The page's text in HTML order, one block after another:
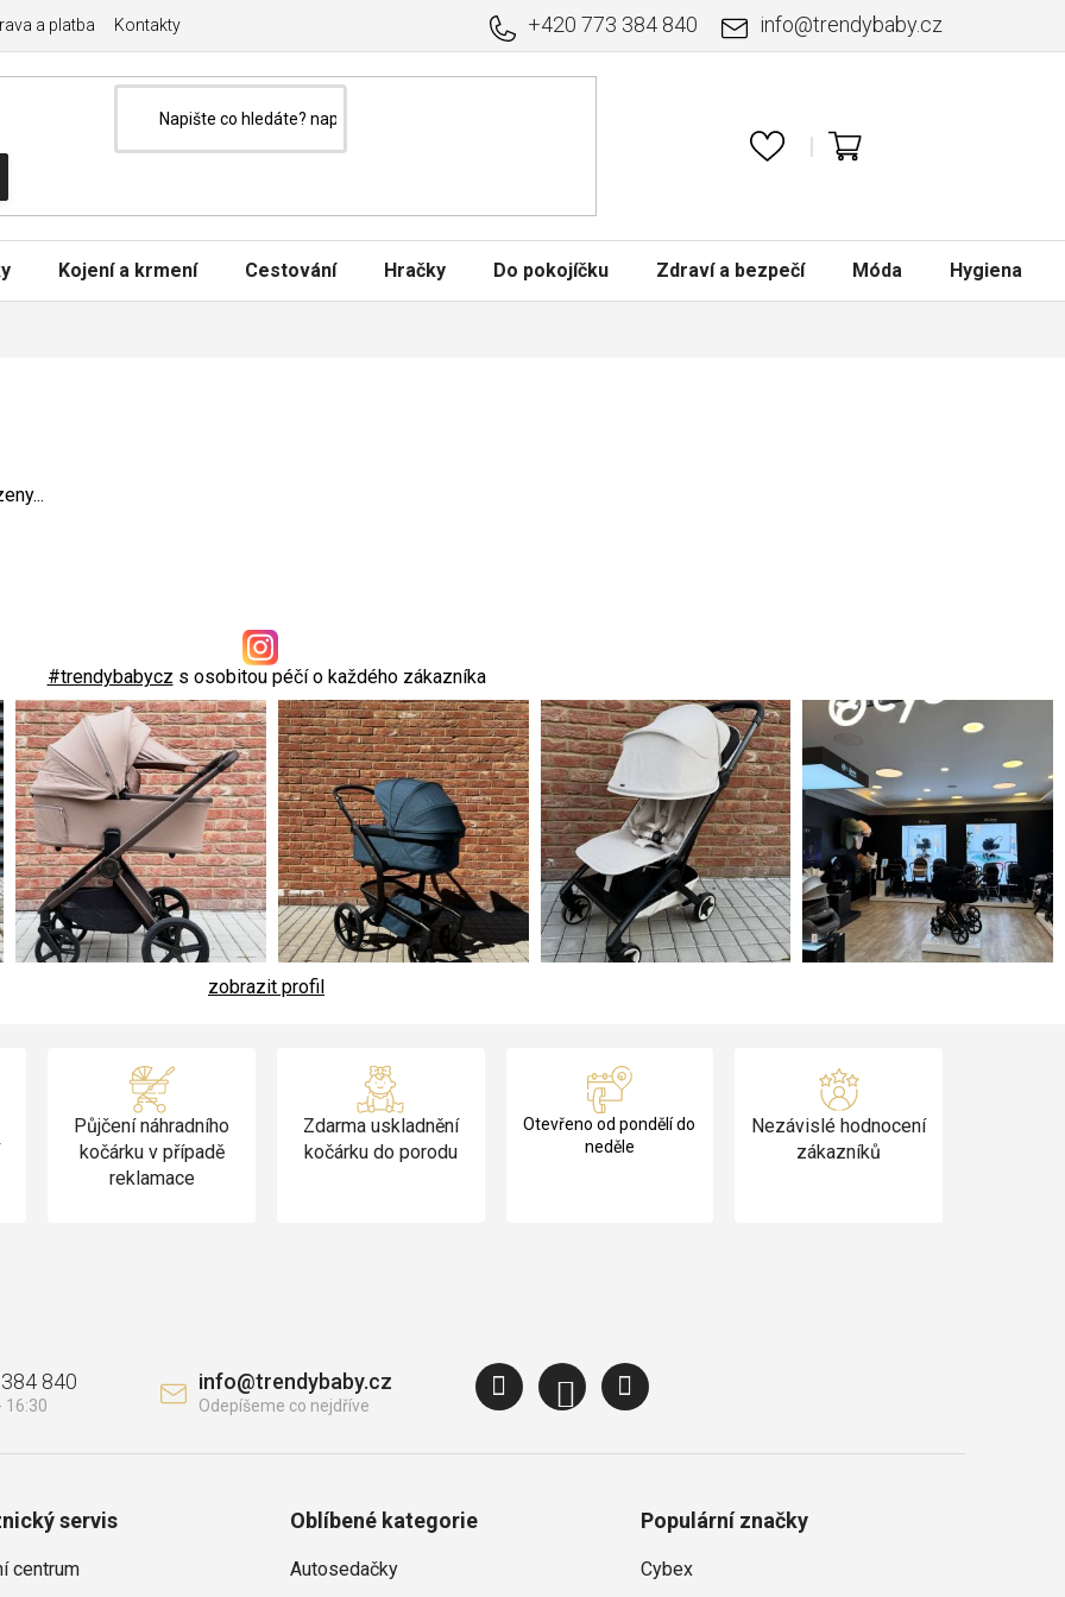
a platba Kontakty info@trendybaby.cz
+420 773 384 840
KOŠÍK
Kojení a krmení Cestování Hračky Do pokojíčku Zdraví a bezpečí Móda Hygiena
#trendybabycz s osobitou péčí o každého zákazníka
zobrazit profil
Půjčení náhradního
kočárku v případě
reklamace
Zdarma uskladnění
kočárku do porodu
Otevřeno od pondělí do
neděle
Nezávislé hodnocení
zákazníků
info@trendybaby.cz
840
servis
centrum
Oblíbené kategorie
Autosedačky
Populární značky
Cybex